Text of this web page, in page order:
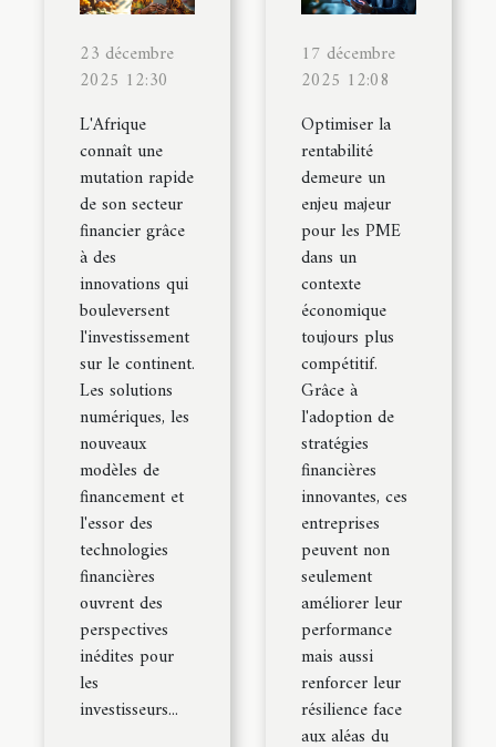
23 décembre
2025 12:30
L'Afrique
connaît une
mutation rapide
de son secteur
financier grâce
à des
innovations qui
bouleversent
l'investissement
sur le continent.
Les solutions
numériques, les
nouveaux
modèles de
financement et
l'essor des
technologies
financières
ouvrent des
perspectives
inédites pour
les
investisseurs...
17 décembre
2025 12:08
Optimiser la
rentabilité
demeure un
enjeu majeur
pour les PME
dans un
contexte
économique
toujours plus
compétitif.
Grâce à
l'adoption de
stratégies
financières
innovantes, ces
entreprises
peuvent non
seulement
améliorer leur
performance
mais aussi
renforcer leur
résilience face
aux aléas du